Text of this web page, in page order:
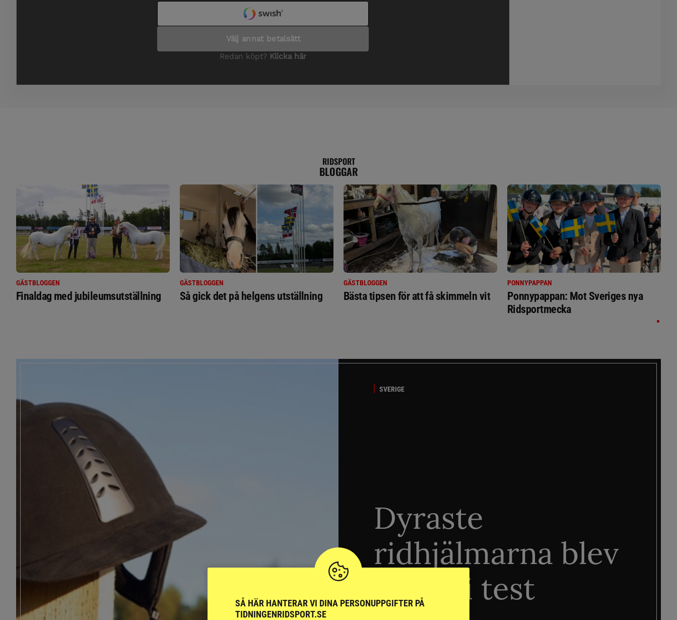
RIDSPORT
BLOGGAR
GÄSTBLOGGEN
Finaldag med jubileumsutställning
GÄSTBLOGGEN
Så gick det på helgens utställning
GÄSTBLOGGEN
Bästa tipsen för att få skimmeln vit
PONNYPAPPAN
Ponnypappan: Mot Sveriges nya
Ridsportmecka
SVERIGE
Dyraste
ridhjälmarna blev
sämst i test
SÅ HÄR HANTERAR VI DINA PERSONUPPGIFTER PÅ
TIDNINGENRIDSPORT.SE